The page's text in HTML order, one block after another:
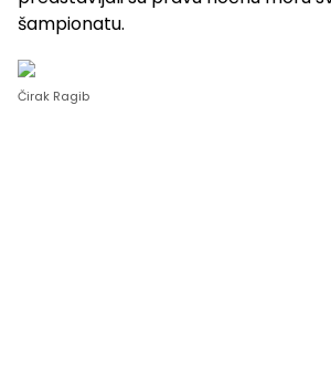
šampionatu.
Čirak Ragib